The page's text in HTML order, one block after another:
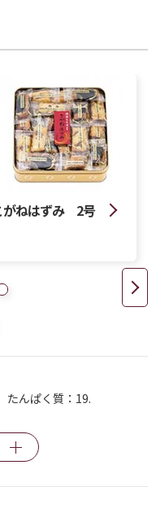
がねはずみ 2号
たんぱく質：19.